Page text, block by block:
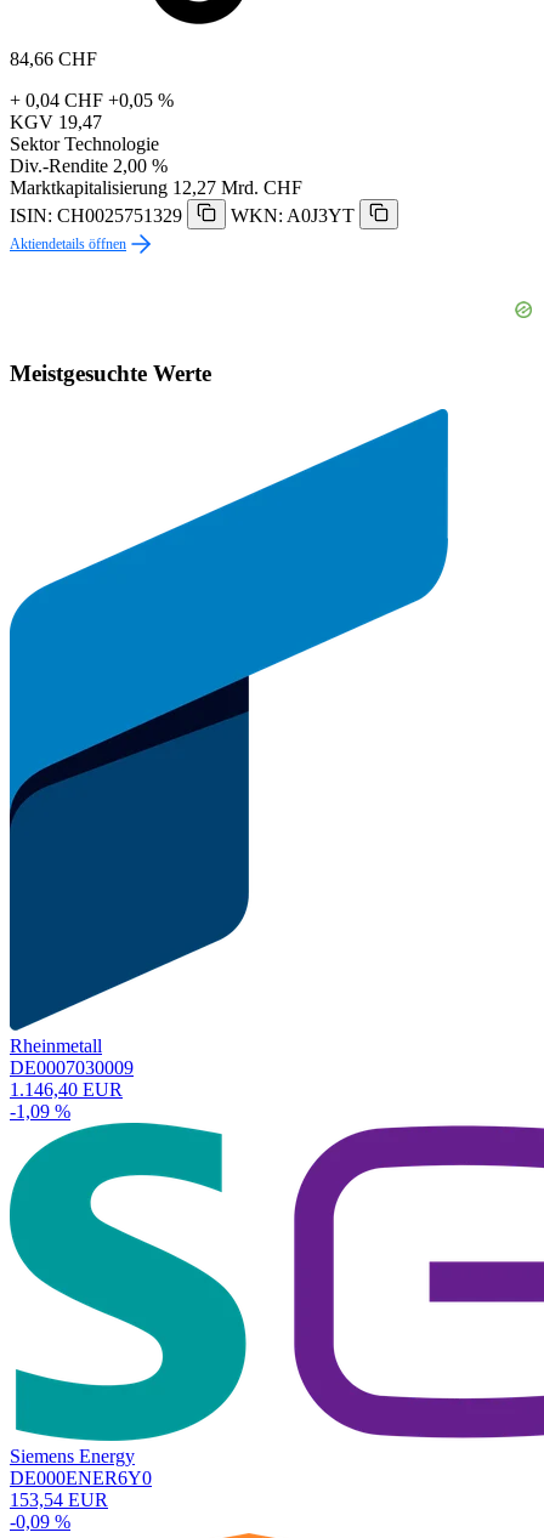
84,66 CHF
+ 0,04 CHF +0,05 %
KGV 19,47
Sektor Technologie
Div.-Rendite 2,00 %
Marktkapitalisierung 12,27 Mrd. CHF
ISIN: CH0025751329
WKN: A0J3YT
Aktiendetails öffnen
Meistgesuchte Werte
Rheinmetall
DE0007030009
1.146,40 EUR
-1,09 %
Siemens Energy
DE000ENER6Y0
153,54 EUR
-0,09 %